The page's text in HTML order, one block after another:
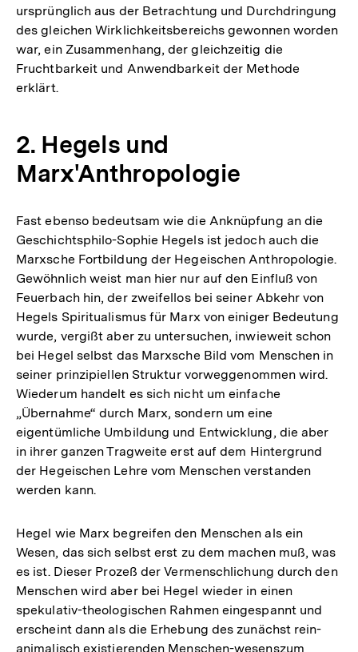
ursprünglich aus der Betrachtung und Durchdringung
des gleichen Wirklichkeitsbereichs gewonnen worden
war, ein Zusammenhang, der gleichzeitig die
Fruchtbarkeit und Anwendbarkeit der Methode
erklärt.
2. Hegels und
Marx'Anthropologie
Fast ebenso bedeutsam wie die Anknüpfung an die
Geschichtsphilo-Sophie Hegels ist jedoch auch die
Marxsche Fortbildung der Hegeischen Anthropologie.
Gewöhnlich weist man hier nur auf den Einfluß von
Feuerbach hin, der zweifellos bei seiner Abkehr von
Hegels Spiritualismus für Marx von einiger Bedeutung
wurde, vergißt aber zu untersuchen, inwieweit schon
bei Hegel selbst das Marxsche Bild vom Menschen in
seiner prinzipiellen Struktur vorweggenommen wird.
Wiederum handelt es sich nicht um einfache
„Übernahme“ durch Marx, sondern um eine
eigentümliche Umbildung und Entwicklung, die aber
in ihrer ganzen Tragweite erst auf dem Hintergrund
der Hegeischen Lehre vom Menschen verstanden
werden kann.
Hegel wie Marx begreifen den Menschen als ein
Wesen, das sich selbst erst zu dem machen muß, was
es ist. Dieser Prozeß der Vermenschlichung durch den
Menschen wird aber bei Hegel wieder in einen
spekulativ-theologischen Rahmen eingespannt und
erscheint dann als die Erhebung des zunächst rein-
animalisch existierenden Menschen-wesenszum